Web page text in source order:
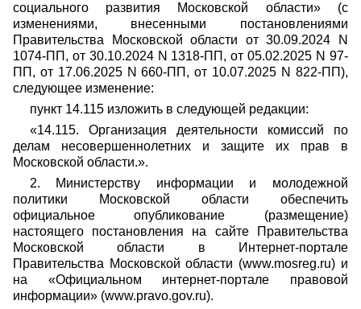
социального развития Московской области» (с
изменениями, внесенными постановлениями
Правительства Московской области от 30.09.2024 N
1074-ПП, от 30.10.2024 N 1318-ПП, от 05.02.2025 N 97-
ПП, от 17.06.2025 N 660-ПП, от 10.07.2025 N 822-ПП),
следующее изменение:
пункт 14.115 изложить в следующей редакции:
«14.115. Организация деятельности комиссий по
делам несовершеннолетних и защите их прав в
Московской области.».
2. Министерству информации и молодежной
политики Московской области обеспечить
официальное опубликование (размещение)
настоящего постановления на сайте Правительства
Московской области в Интернет-портале
Правительства Московской области (www.mosreg.ru) и
на «Официальном интернет-портале правовой
информации» (www.pravo.gov.ru).